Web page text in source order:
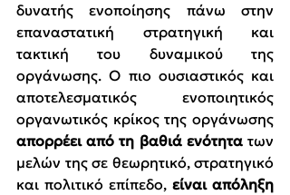
δυνατής ενοποίησης πάνω στην
επαναστατική στρατηγική και
τακτική του δυναμικού της
οργάνωσης. Ο πιο ουσιαστικός και
αποτελεσματικός ενοποιητικός
απορρέει από τη βαθιά ενότητα των
μελών της σε θεωρητικό, στρατηγικό
και πολιτικό επίπεδο, είναι απόληξη